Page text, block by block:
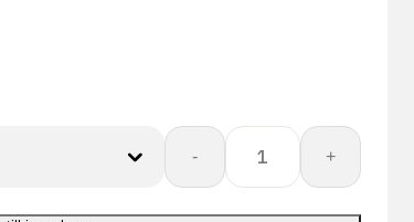
-
Kyorene:
K01-
501
Pro
+